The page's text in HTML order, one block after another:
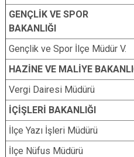
GENÇLİK VE SPOR
BAKANLIĞI
Gençlik ve Spor İlçe Müdür V.
HAZİNE VE MALİYE
Vergi Dairesi Müdürü
İÇİŞLERİ BAKANLIĞI
İlçe Yazı İşleri Müdürü
İlçe Nüfus Müdürü